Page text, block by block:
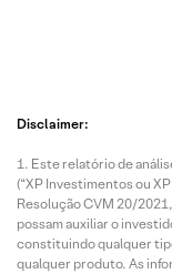
Disclaimer:
Este relatório de
(“XP Investimentos ou
Resolução CVM 20/
possam auxiliar o
constituindo qualquer
qualquer produto. As